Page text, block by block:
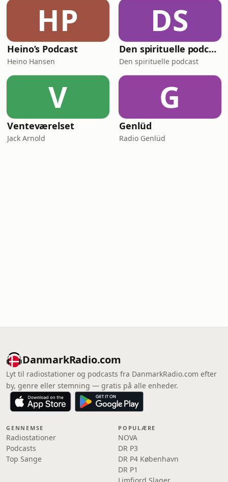
HP
Heino’s Podcast
Heino Hansen
DS
Den spirituelle podcast
Den spirituelle podcast
V
Venteværelset
Jack Arnold
G
Genlüd
Radio Genlüd
DanmarkRadio.com
Lyt til radiostationer og podcasts fra DanmarkRadio.com efter
by, genre eller stemning — gratis på alle enheder.
GENNEMSE
Radiostationer
Podcasts
Top Sange
POPULÆRE
NOVA
DR P3
DR P4 København
DR P1